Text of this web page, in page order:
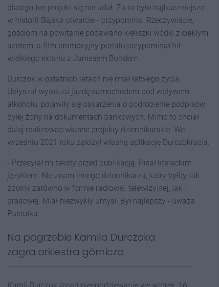
dlatego ten projekt się nie udał. Za to było najhuczniejsze
w historii Śląska otwarcie - przypomina. Rzeczywiście,
gościom na powitanie podawano kieliszki wódki z ciekłym
azotem, a film promocyjny portalu przypominał hit
wielkiego ekranu z Jamesem Bondem.
Durczok w ostatnich latach nie miał łatwego życia.
Usłyszał wyrok za jazdę samochodem pod wpływem
alkoholu, pojawiły się oskarżenia o podrobienie podpisów
byłej żony na dokumentach bankowych. Mimo to chciał
dalej realizować własne projekty dziennikarskie. We
wrześniu 2021 roku założył własną aplikację Durczokracja.
- Przesyłał mi teksty przed publikacją. Pisał literackim
językiem. Nie znam innego dziennikarza, który byłby tak
zdolny zarówno w formie radiowej, telewizyjnej, jak i
prasowej. Miał niezwykły umysł. Był najlepszy - uważa
Pustułka.
Na pogrzebie Kamila Durczoka
zagra orkiestra górnicza